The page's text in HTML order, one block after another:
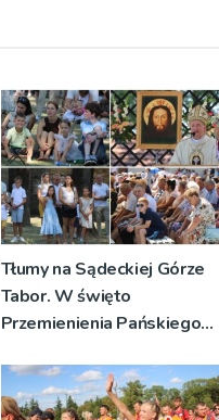
Tłumy na Sądeckiej Górze
Tabor. W święto
Przemienienia Pańskiego
znaczeniu Sakramentów
[ZDJĘCIA]